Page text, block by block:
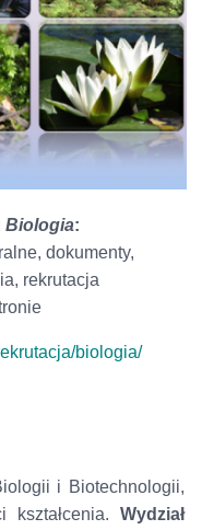
Biologia:
dokumenty,
rekrutacja
biologia/
i Biotechnologii,
kształcenia.Wydział